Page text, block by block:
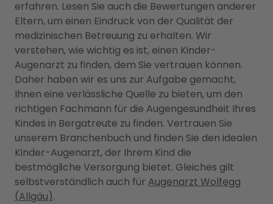
erfahren. Lesen Sie auch die Bewertungen anderer
Eltern, um einen Eindruck von der Qualität der
medizinischen Betreuung zu erhalten. Wir
verstehen, wie wichtig es ist, einen Kinder-
Augenarzt zu finden, dem Sie vertrauen können.
Daher haben wir es uns zur Aufgabe gemacht,
Ihnen eine verlässliche Quelle zu bieten, um den
richtigen Fachmann für die Augengesundheit Ihres
Kindes in Bergatreute zu finden. Vertrauen Sie
unserem Branchenbuch und finden Sie den idealen
Kinder-Augenarzt, der Ihrem Kind die
bestmögliche Versorgung bietet. Gleiches gilt
selbstverständlich auch für Augenarzt Wolfegg
(Allgäu).